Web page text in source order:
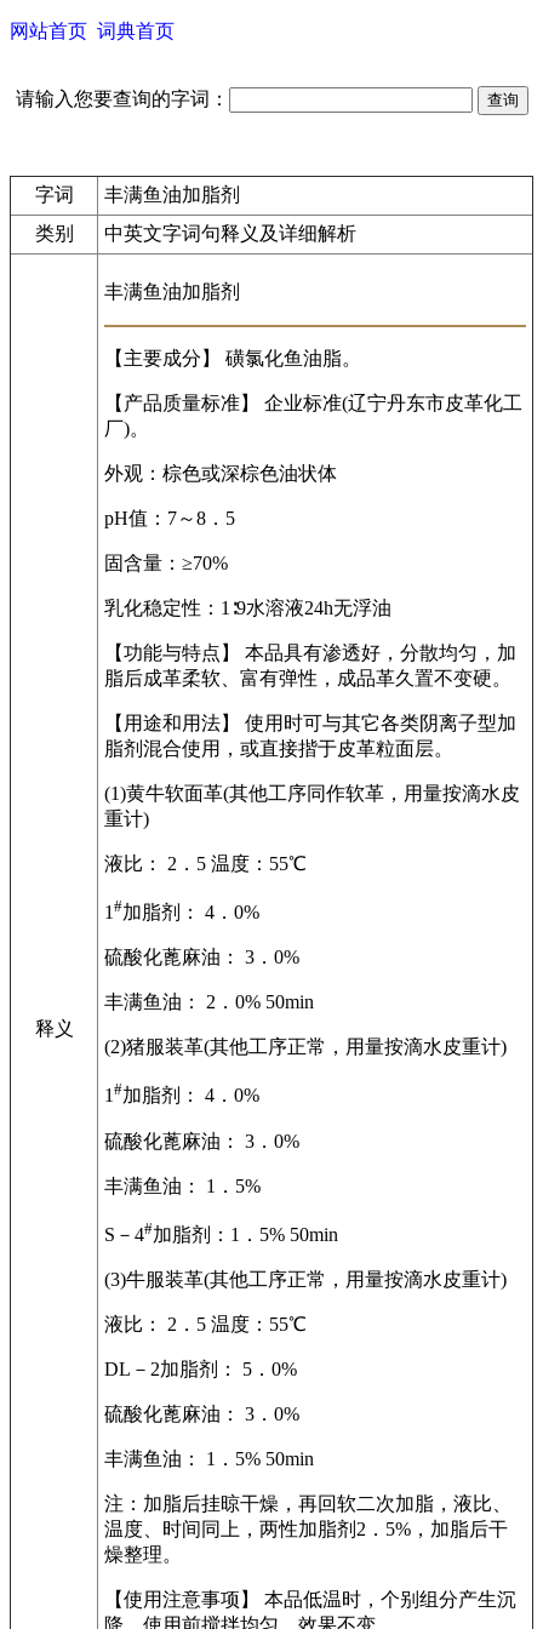
网站首页 词典首页
请输入您要查询的字词：
字词
丰满鱼油加脂剂
类别
中英文字词句释义及详细解析
释义
丰满鱼油加脂剂
【主要成分】 磺氯化鱼油脂。
【产品质量标准】 企业标准(辽宁丹东市皮革化工
厂)。
外观：棕色或深棕色油状体
pH值：7～8．5
固含量：≥70%
乳化稳定性：1∶9水溶液24h无浮油
【功能与特点】 本品具有渗透好，分散均匀，加
脂后成革柔软、富有弹性，成品革久置不变硬。
【用途和用法】 使用时可与其它各类阴离子型加
脂剂混合使用，或直接揩于皮革粒面层。
(1)黄牛软面革(其他工序同作软革，用量按滴水皮
重计)
液比： 2．5 温度：55℃
1 #加脂剂： 4．0%
硫酸化蓖麻油： 3．0%
丰满鱼油： 2．0% 50min
(2)猪服装革(其他工序正常，用量按滴水皮重计)
1#加脂剂： 4．0%
硫酸化蓖麻油： 3．0%
丰满鱼油： 1．5%
S－4#加脂剂：1．5% 50min
(3)牛服装革(其他工序正常，用量按滴水皮重计)
液比： 2．5 温度：55℃
DL－2加脂剂： 5．0%
硫酸化蓖麻油： 3．0%
丰满鱼油： 1．5% 50min
注：加脂后挂晾干燥，再回软二次加脂，液比、
温度、时间同上，两性加脂剂2．5%，加脂后干
燥整理。
【使用注意事项】 本品低温时，个别组分产生沉
降，使用前搅拌均匀，效果不变。